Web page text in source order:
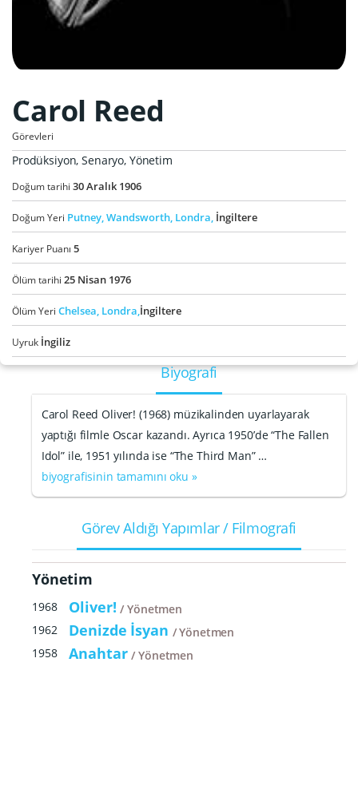
Carol Reed
Görevleri
Prodüksiyon, Senaryo, Yönetim
Doğum tarihi 30Aralık 1906
Doğum Yeri Putney,Wandsworth, Londra, İngiltere
Kariyer Puanı 5
Ölüm tarihi 25 Nisan 1976
Ölüm Yeri Chelsea, Londra,İngiltere
Uyruk İngiliz
Biyografi
Carol Reed Oliver! (1968) müzikalinden uyarlayarak
yaptığı filmle Oscar kazandı. Ayrıca 1950’de “The Fallen
Idol” ile, 1951 yılında ise “The Third Man” …
biyografisinin tamamını oku »
Görev Aldığı Yapımlar / Filmografi
Yönetim
1968 Oliver!
Yönetmen
1962
Denizde İsyan Yönetmen
1958
Anahtar
Yönetmen